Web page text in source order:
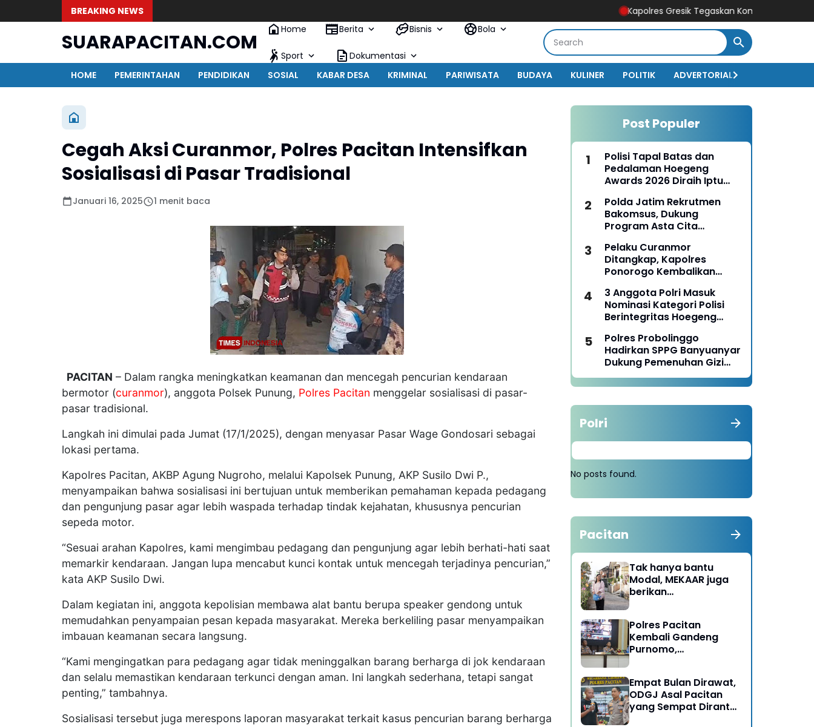
BREAKING NEWS Kapolres Gresik Tegaskan Komitmen Polri Dukung
SUARAPACITAN.COM
Home Berita Bisnis Bola
Sport
Dokumentasi
HOME
PEMERINTAHAN PENDIDIKAN SOSIAL KABAR DESA KRIMINAL PARIWISATA BUDAYA KULINER POLITIK ADVERTORIAL
Cegah Aksi Curanmor, Polres Pacitan Intensifkan
Sosialisasi di Pasar Tradisional
Januari 16, 2025 1 menit baca
PACITAN – Dalam rangka meningkatkan keamanan dan mencegah pencurian kendaraan
bermotor (curanmor), anggota Polsek Punung, Polres Pacitan menggelar sosialisasi di pasar-
pasar tradisional.
Langkah ini dimulai pada Jumat (17/1/2025), dengan menyasar Pasar Wage Gondosari sebagai
lokasi pertama.
Kapolres Pacitan, AKBP Agung Nugroho, melalui Kapolsek Punung, AKP Susilo Dwi P.,
menyampaikan bahwa sosialisasi ini bertujuan untuk memberikan pemahaman kepada pedagang
dan pengunjung pasar agar lebih waspada terhadap tindak kejahatan, khususnya pencurian
sepeda motor.
“Sesuai arahan Kapolres, kami mengimbau pedagang dan pengunjung agar lebih berhati-hati saat
memarkir kendaraan. Jangan lupa mencabut kunci kontak untuk mencegah terjadinya pencurian,”
kata AKP Susilo Dwi.
Dalam kegiatan ini, anggota kepolisian membawa alat bantu berupa speaker gendong untuk
memudahkan penyampaian pesan kepada masyarakat. Mereka berkeliling pasar menyampaikan
imbauan keamanan secara langsung.
“Kami mengingatkan para pedagang agar tidak meninggalkan barang berharga di jok kendaraan
dan selalu memastikan kendaraan terkunci dengan aman. Ini langkah sederhana, tetapi sangat
penting,” tambahnya.
Sosialisasi tersebut juga merespons laporan masyarakat terkait kasus pencurian barang berharga
Post Populer
Polisi Tapal Batas dan
Pedalaman Hoegeng
Awards 2026 Diraih Iptu
Pengabdian Humanis di
Nduga
Polda Jatim Rekrutmen
Bakomsus, Dukung
Program Asta Cita
Pelaku Curanmor
Ditangkap, Kapolres
Ponorogo Kembalikan
3 Anggota Polri Masuk
Nominasi Kategori Polisi
Berintegritas Hoegeng
Polres Probolinggo
Hadirkan SPPG Banyuanyar
Dukung Pemenuhan Gizi
Nasional
Polri
No posts found.
Pacitan
Tak hanya bantu
Modal, MEKAAR juga
berikan
Dapur Tetap Ngebul
Polres Pacitan
Kembali Gandeng
Purnomo,
Rehabilitasi
Empat Bulan Dirawat,
ODGJ Asal Pacitan
yang Sempat Dirantai